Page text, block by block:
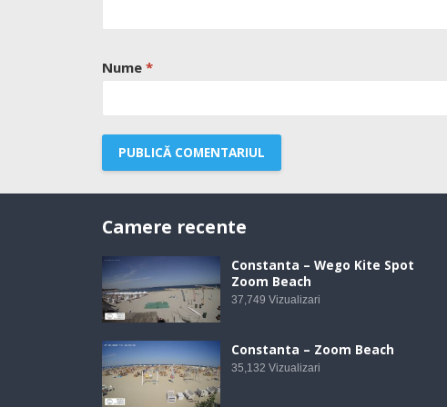
Nume *
Camere recente
Constanta – Wego Kite Spot
Zoom Beach
37,749 Vizualizari
Constanta – Zoom Beach
35,132 Vizualizari